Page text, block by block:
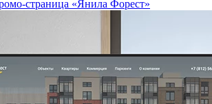
страница «Янила Форест»